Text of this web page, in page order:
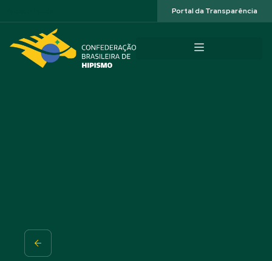
Portal da Transparência